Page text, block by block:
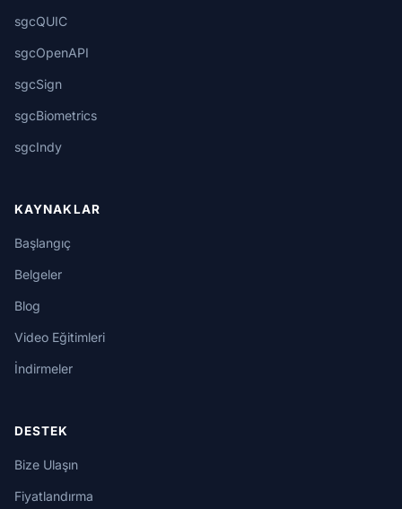
sgcQUIC
sgcOpenAPI
sgcSign
sgcBiometrics
sgcIndy
KAYNAKLAR
Başlangıç
Belgeler
Blog
Video Eğitimleri
İndirmeler
DESTEK
Bize Ulaşın
Fiyatlandırma